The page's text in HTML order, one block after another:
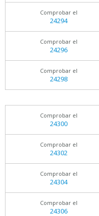
Comprobar el
24294
Comprobar el
24296
Comprobar el
24298
Comprobar el
24300
Comprobar el
24302
Comprobar el
24304
Comprobar el
24306